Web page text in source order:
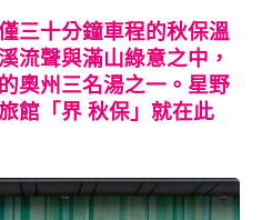
三十分鐘車程的秋保溫
流聲與滿山綠意之中，
奧州三名湯之一。星野
館「界 秋保」就在此